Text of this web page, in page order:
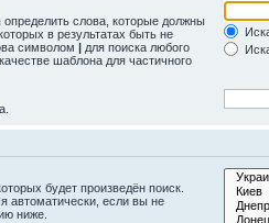
определить слова, которые должны
в результатах быть не
символом | для поиска любого
шаблона для частичного
будет произведён поиск.
автоматически, если вы не
ниже.